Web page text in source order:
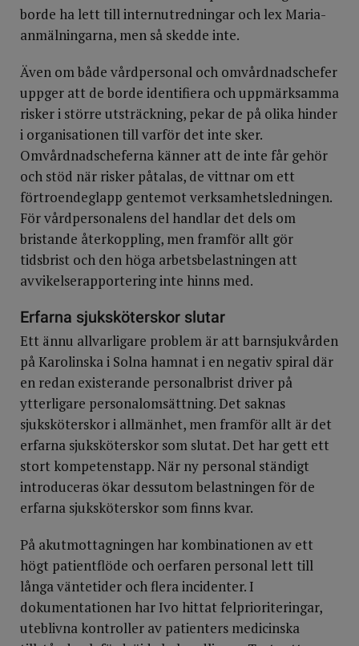
borde ha lett till internutredningar och lex Maria-
anmälningarna, men så skedde inte.
Även om både vårdpersonal och omvårdnadschefer
uppger att de borde identifiera och uppmärksamma
risker i större utsträckning, pekar de på olika hinder
i organisationen till varför det inte sker.
Omvårdnadscheferna känner att de inte får gehör
och stöd när risker påtalas, de vittnar om ett
förtroendeglapp gentemot verksamhetsledningen.
För vårdpersonalens del handlar det dels om
bristande återkoppling, men framför allt gör
tidsbrist och den höga arbetsbelastningen att
avvikelserapportering inte hinns med.
Erfarna sjuksköterskor slutar
Ett ännu allvarligare problem är att barnsjukvården
på Karolinska i Solna hamnat i en negativ spiral där
en redan existerande personalbrist driver på
ytterligare personalomsättning. Det saknas
sjuksköterskor i allmänhet, men framför allt är det
erfarna sjuksköterskor som slutat. Det har gett ett
stort kompetenstapp. När ny personal ständigt
introduceras ökar dessutom belastningen för de
erfarna sjuksköterskor som finns kvar.
På akutmottagningen har kombinationen av ett
högt patientflöde och oerfaren personal lett till
långa väntetider och flera incidenter. I
dokumentationen har Ivo hittat felprioriteringar,
uteblivna kontroller av patienters medicinska